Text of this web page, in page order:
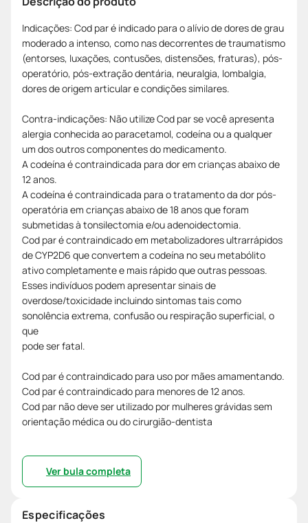
Indicações: Cod par é indicado para o alívio de dores de grau
moderado a intenso, como nas decorrentes de traumatismo
(entorses, luxações, contusões, distensões, fraturas), pós-
operatório, pós-extração dentária, neuralgia, lombalgia,
dores de origem articular e condições similares.
Contra-indicações: Não utilize Cod par se você apresenta
alergia conhecida ao paracetamol, codeína ou a qualquer
um dos outros componentes do medicamento.
A codeína é contraindicada para dor em crianças abaixo de
12 anos.
A codeína é contraindicada para o tratamento da dor pós-
operatória em crianças abaixo de 18 anos que foram
submetidas à tonsilectomia e/ou adenoidectomia.
Cod par é contraindicado em metabolizadores ultrarrápidos
de CYP2D6 que convertem a codeína no seu metabólito
ativo completamente e mais rápido que outras pessoas.
Esses indivíduos podem apresentar sinais de
overdose/toxicidade incluindo sintomas tais como
sonolência extrema, confusão ou respiração superficial, o
que
pode ser fatal.
Cod par é contraindicado para uso por mães amamentando.
Cod par é contraindicado para menores de 12 anos.
Cod par não deve ser utilizado por mulheres grávidas sem
orientação médica ou do cirurgião-dentista
Ver bula completa
Especificações